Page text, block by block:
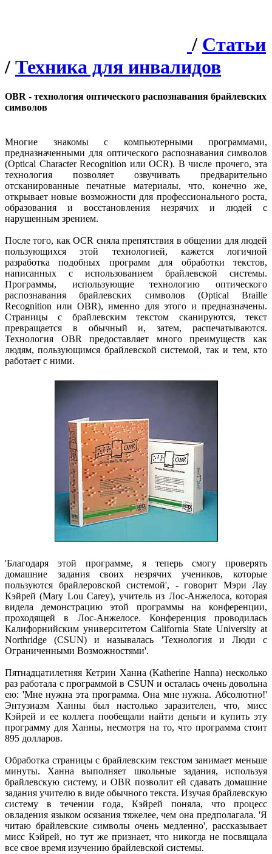
/ Статьи
/ Техника для инвалидов
OBR - технология оптического распознавания брайлевских
символов
Многие знакомы с компьютерными программами,
предназначенными для оптического распознавания символов
(Optical Character Recognition или OCR). В числе прочего, эта
технология позволяет озвучивать предварительно
отсканированные печатные материалы, что, конечно же,
открывает новые возможности для профессионального роста,
образования и восстановления незрячих и людей с
нарушенным зрением.
После того, как OCR сняла препятствия в общении для людей
пользующихся этой технологией, кажется логичной
разработка подобных программ для обработки текстов,
написанных с использованием брайлевской системы.
Программы, использующие технологию оптического
распознавания брайлевских символов (Optical Braille
Recognition или OBR), именно для этого и предназначены.
Страницы с брайлевским текстом сканируются, текст
превращается в обычный и, затем, распечатываются.
Технология OBR предоставляет много преимуществ как
людям, пользующимся брайлевской системой, так и тем, кто
работает с ними.
'Благодаря этой программе, я теперь смогу проверять
домашние задания своих незрячих учеников, которые
пользуются брайлеровской системой', - говорит Мэри Лау
Кэйрей (Mary Lou Carey), учитель из Лос-Анжелоса, которая
видела демонстрацию этой программы на конференции,
проходящей в Лос-Анжелосе. Конференция проводилась
Калифорнийским университетом California State University at
Northridge (CSUN) и называлась 'Технология и Люди с
Ограниченными Возможностями'.
Пятнадцатилетняя Кетрин Ханна (Katherine Hanna) несколько
раз работала с программой в CSUN и осталась очень довольна
ею: 'Мне нужна эта программа. Она мне нужна. Абсолютно!'
Энтузиазм Ханны был настолько заразителен, что, мисс
Кэйрей и ее коллега пообещали найти деньги и купить эту
программу для Ханны, несмотря на то, что программа стоит
895 долларов.
Обработка страницы с брайлевским текстом занимает меньше
минуты. Ханна выполняет школьные задания, используя
брайлевскую систему, и OBR позволит ей сдавать домашние
задания учителю в виде обычного текста. Изучая брайлевскую
систему в течении года, Кэйрей поняла, что процесс
овладения языком осязания тяжелее, чем она предполагала. 'Я
читаю брайлевские символы очень медленно', рассказывает
мисс Кэйрей, но тут же признает, что никогда не посвящала
все свое время изучению брайлевской системы.